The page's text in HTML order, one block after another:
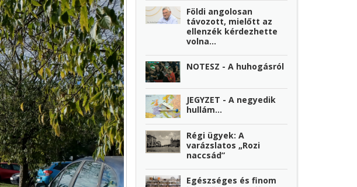
Földi angolosan
távozott, mielőtt az
ellenzék kérdezhette
volna…
NOTESZ - A huhogásról
JEGYZET - A negyedik
hullám…
Régi ügyek: A
varázslatos „Rozi
naccsád”
Egészséges és finom